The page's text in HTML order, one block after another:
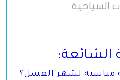
السياحية.
الشائعة:
مناسبة لشهر العسل؟